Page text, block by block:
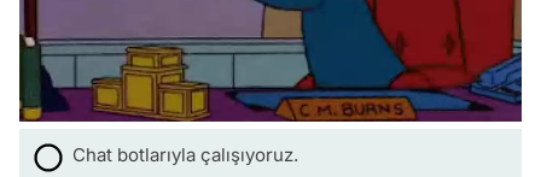
Chat botlarıyla çalışıyoruz.